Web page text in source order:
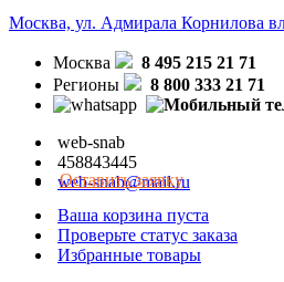
Москва, ул. Адмирала Корнилова
Москва
8 495 215 21 71
Регионы
8 800 333 21 71
web-snab
458843445
web-snab@mail.ru
Оставить заявку
Ваша корзина пуста
Проверьте статус заказа
Избранные товары